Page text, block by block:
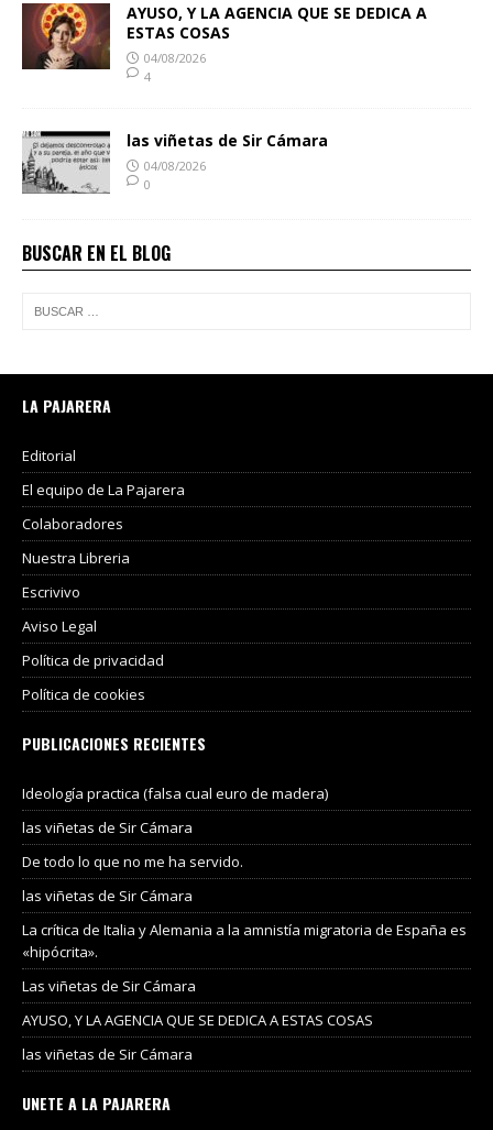
AYUSO, Y LA AGENCIA QUE SE DEDICA A
ESTAS COSAS
04/08/2026
4
las viñetas de Sir Cámara
04/08/2026
0
BUSCAR EN EL BLOG
LA PAJARERA
Editorial
El equipo de La Pajarera
Colaboradores
Nuestra Libreria
Escrivivo
Aviso Legal
Política de privacidad
Política de cookies
PUBLICACIONES RECIENTES
Ideología practica (falsa cual euro de madera)
las viñetas de Sir Cámara
De todo lo que no me ha servido.
las viñetas de Sir Cámara
La crítica de Italia y Alemania a la amnistía migratoria de España es
«hipócrita».
Las viñetas de Sir Cámara
AYUSO, Y LA AGENCIA QUE SE DEDICA A ESTAS COSAS
las viñetas de Sir Cámara
UNETE A LA PAJARERA